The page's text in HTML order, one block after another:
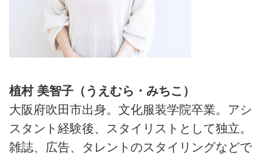
植村 美智子（うえむら・みちこ）
大阪府吹田市出身。文化服装学院卒業。アシ
スタント経験後、スタイリストとして独立。
雑誌、広告、タレントのスタイリングなどで